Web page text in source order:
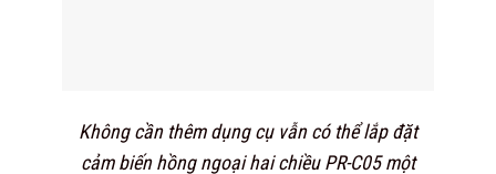
Không cần thêm dụng cụ vẫn có thể lắp đặt
cảm biến hồng ngoại hai chiều PR-C05 một